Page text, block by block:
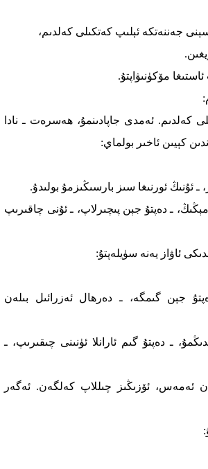
جەننەتكە ئېلىپ كەتكىلى كەلدىم،
مۆكۈنىۋاپتۇ.
كەلدىم. ئەمدى جاپادىنمۇ، ھەسرەت ـ نادا
كېيىن ئاخىر بولماي:
ئۇنىڭ ئورنىغا سىز بارسىڭىزمۇ بولىدۇ.
ـ دەپتۇ جېن پىچىرلاپ، ـ ئۇنى چاقىرىپ
ئاۋاز يەنە سۈيلەپتۇ:
جېن گىمگە، ـ دەرھال ئەزرائىل بىلەن
ـ دەپتۇ گىم ئارانلا ئۈنىنى چىقىرىپ، ـ
ئەمەس، ئۆزىڭىز چىللاپ كەلگەن. ئەگەر